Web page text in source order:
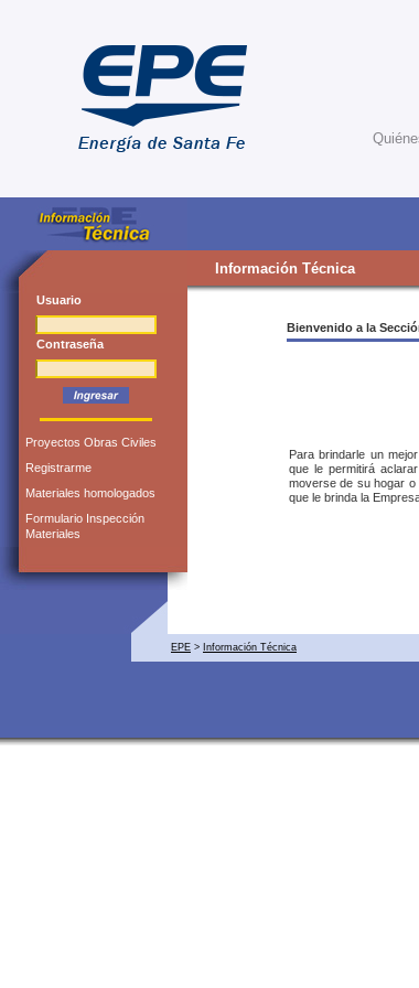
Usuario
Contraseña
Proyectos Obras Civiles
Registrarme
Materiales homologados
Formulario Inspección
Materiales
Información Técnica
Bienvenido a la
Para brindarle un
que le permitirá
moverse de su hogar
que le brinda la
EPE > Información Técnica